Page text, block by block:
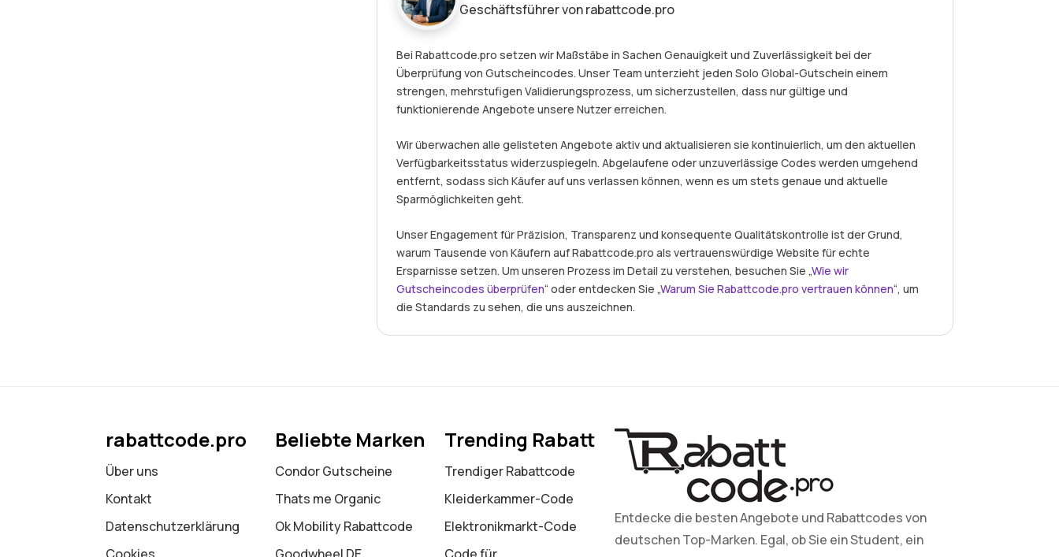
Geschäftsführer von rabattcode.pro
Bei Rabattcode.pro setzen wir Maßstäbe in Sachen Genauigkeit und Zuverlässigkeit bei der
Überprüfung von Gutscheincodes. Unser Team unterzieht jeden Solo Global-Gutschein einem
strengen, mehrstufigen Validierungsprozess, um sicherzustellen, dass nur gültige und
funktionierende Angebote unsere Nutzer erreichen.
Wir überwachen alle gelisteten Angebote aktiv und aktualisieren sie kontinuierlich, um den aktuellen
Verfügbarkeitsstatus widerzuspiegeln. Abgelaufene oder unzuverlässige Codes werden umgehend
entfernt, sodass sich Käufer auf uns verlassen können, wenn es um stets genaue und aktuelle
Sparmöglichkeiten geht.
Unser Engagement für Präzision, Transparenz und konsequente Qualitätskontrolle ist der Grund,
warum Tausende von Käufern auf Rabattcode.pro als vertrauenswürdige Website für echte
Ersparnisse setzen. Um unseren Prozess im Detail zu verstehen, besuchen Sie „Wie wir
Gutscheincodes überprüfen“ oder entdecken Sie „Warum Sie Rabattcode.pro vertrauen können“, um
die Standards zu sehen, die uns auszeichnen.
rabattcode.pro
Über uns
Kontakt
Datenschutz­erklärung
Beliebte Marken
Condor Gutscheine
Thats me Organic
Ok Mobility Rabattcode
Trending Rabatt
Trendiger Rabattcode
Kleiderkammer-Code
Elektronikmarkt-Code
Entdecke die besten Angebote und Rabattcodes von
deutschen Top-Marken. Egal, ob Sie ein Student, ein